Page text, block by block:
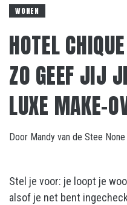
WONEN
HOTEL
ZO GEEF JIJ
LUXE MAKE-
Door Mandy van de Stee None
Stel je voor: je loopt je
alsof je net bent